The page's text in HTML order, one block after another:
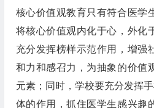
核心价值观教育只有符合医学
将核心价值观内化于心，外化
充分发挥榜样示范作用，增强
和力和感召力，为抽象的价值
元素；同时，学校要充分发挥
体的作用，抓住医学生感兴趣